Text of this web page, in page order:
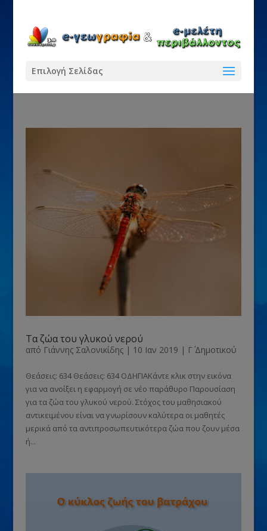
Επιλογή Σελίδας
Τα ζώα του γλυκού νερού
από Γιάννης Σαλονικίδης| 10 Ιαν 2019 | Γ΄ Δημοτικού
Θεάσεις: 634 Θεάσεις: 634 ΟΔΗΓΙΑΚάντε κλικ στην εικόνα
για να ανοίξει η εφαρμογή σε νέο παράθυρο Παρουσίαση
για τα ζώα του γλυκού νερού. Στόχος του μαθησιακού
αντικειμένου είναι να γνωρίσουν καλύτερα οι μαθητές
μερικά από τα αντιπροσωπευτικότερα ζώα που ζουν μέσα
ή...